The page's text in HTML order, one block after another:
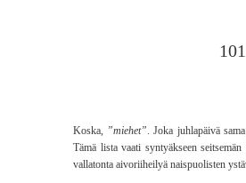
Koska, ”miehet” . Joka juhlapäivä
Tämä lista vaati syntyäkseen
vallatonta aivoriiheilyä naispuolisten